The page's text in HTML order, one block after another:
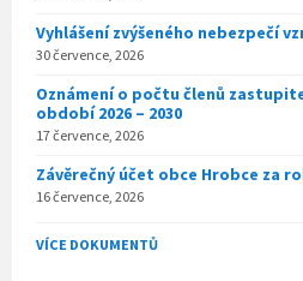
Vyhlášení zvýšeného nebezpečí
30 července, 2026
Oznámení o počtu členů
období 2026 – 2030
17 července, 2026
Závěrečný účet obce Hrobce za
16 července, 2026
VÍCE DOKUMENTŮ